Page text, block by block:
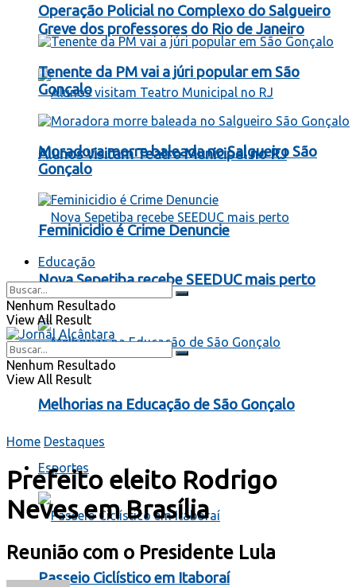
Greve dos professores do Rio de Janeiro
Alunos visitam Teatro Municipal no RJ
Nova Sepetiba recebe SEEDUC mais perto
Melhorias na Educação de São Gonçalo
Esportes
Passeio Ciclístico em Itaboraí
Operação Policial no Complexo do Salgueiro
Tenente da PM vai a júri popular em São
Gonçalo
Moradora morre baleada no Salgueiro São
Gonçalo
Feminicidio é Crime Denuncie
Educação
Nenhum Resultado
View All Result
Nenhum Resultado
View All Result
Home Destaques
Prefeito eleito Rodrigo
Neves em Brasília
Reunião com o Presidente Lula